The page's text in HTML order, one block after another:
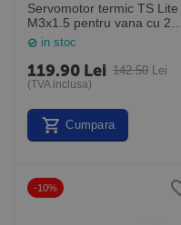
Servomotor termic TS Lite
M3x1.5 pentru vana cu 2
caiin stoc
142.50 Lei
119.90 Lei
(TVA inclusa)
Cumpara
-10%